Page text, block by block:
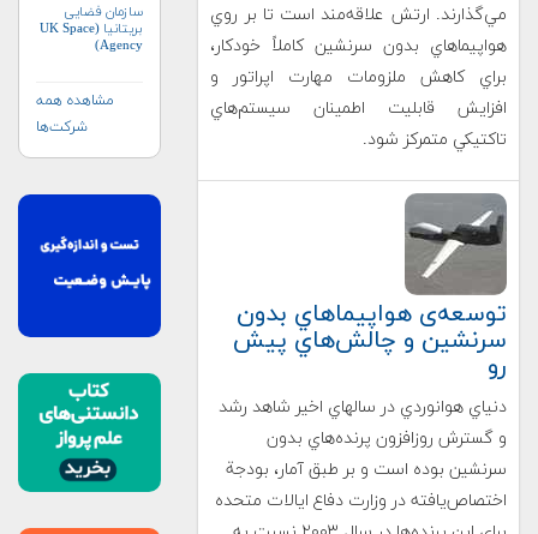
مي‌گذارند. ارتش علاقه‌مند است تا بر روي
هواپيماهاي بدون سرنشين كاملاً خودكار،
براي كاهش ملزومات مهارت اپراتور و
افزايش قابليت اطمينان سيستم‌هاي
تاكتيكي متمركز شود.
توسعه‌ی هواپيماهاي بدون
سرنشين و چالش‌هاي پيش
رو
دنياي هوانوردي در سالهاي اخير شاهد رشد
و گسترش روزافزون پرنده‌هاي بدون
سرنشين بوده است و بر طبق آمار، بودجة
اختصاص‌يافته در وزارت دفاع ايالات متحده
سازمان فضایی
بریتانیا (UK Space
Agency)
مشاهده همه
شرکت‌ها